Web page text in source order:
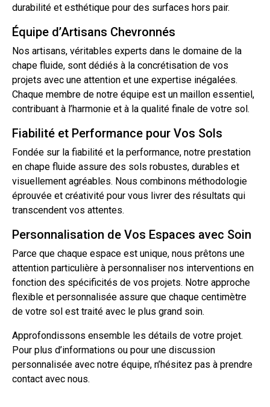
durabilité et esthétique pour des surfaces hors pair.
Équipe d’Artisans Chevronnés
Nos artisans, véritables experts dans le domaine de la
chape fluide, sont dédiés à la concrétisation de vos
projets avec une attention et une expertise inégalées.
Chaque membre de notre équipe est un maillon essentiel,
contribuant à l’harmonie et à la qualité finale de votre sol.
Fiabilité et Performance pour Vos Sols
Fondée sur la fiabilité et la performance, notre prestation
en chape fluide assure des sols robustes, durables et
visuellement agréables. Nous combinons méthodologie
éprouvée et créativité pour vous livrer des résultats qui
transcendent vos attentes.
Personnalisation de Vos Espaces avec Soin
Parce que chaque espace est unique, nous prêtons une
attention particulière à personnaliser nos interventions en
fonction des spécificités de vos projets. Notre approche
flexible et personnalisée assure que chaque centimètre
de votre sol est traité avec le plus grand soin.
Approfondissons ensemble les détails de votre projet.
Pour plus d’informations ou pour une discussion
personnalisée avec notre équipe, n’hésitez pas à prendre
contact avec nous.